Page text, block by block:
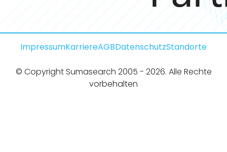
ImpressumKarriereAGBDatenschutzStandorte
© Copyright Sumasearch 2005 - 2026. Alle Rechte
vorbehalten